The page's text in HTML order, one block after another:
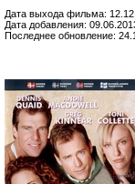
Дата выхода фильма:
Дата добавления:
Последнее обновление: